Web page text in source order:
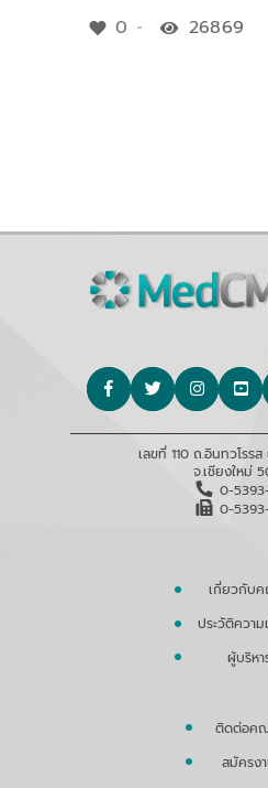
0 26869
เลขที่ 110 ถ.อินทวโรร
จ.เชียงใหม่
0-
0-
เกี่ยวกับ
ประวัติความ
ผู้บริหา
ติดต่อค
สมัครง